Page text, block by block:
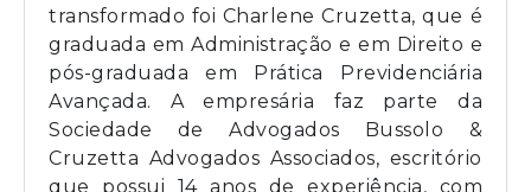
transformado foi Charlene Cruzetta, que é
graduada em Administração e em Direito e
pós-graduada em Prática Previdenciária
Avançada. A empresária faz parte da
Sociedade de Advogados Bussolo &
Cruzetta Advogados Associados, escritório
que possui 14 anos de experiência, com